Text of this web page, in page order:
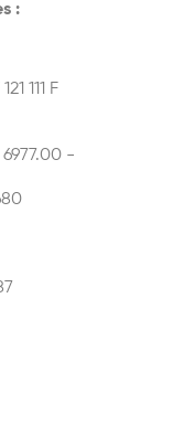
:
111 F
-